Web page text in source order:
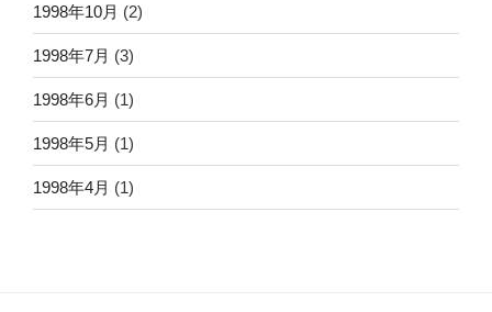
1998年10月 (2)
1998年7月 (3)
1998年6月 (1)
1998年5月 (1)
1998年4月 (1)